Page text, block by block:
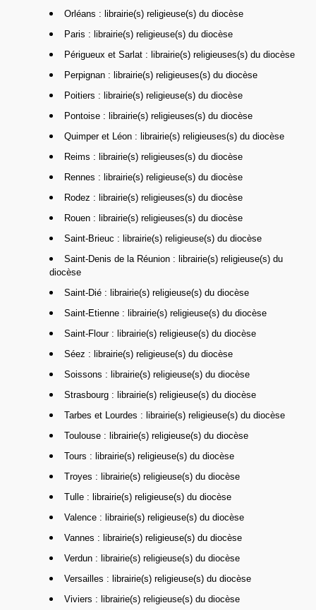
Orléans : librairie(s) religieuse(s) du diocèse
Paris : librairie(s) religieuse(s) du diocèse
Périgueux et Sarlat : librairie(s) religieuses(s) du diocèse
Perpignan : librairie(s) religieuses(s) du diocèse
Poitiers : librairie(s) religieuse(s) du diocèse
Pontoise : librairie(s) religieuses(s) du diocèse
Quimper et Léon : librairie(s) religieuses(s) du diocèse
Reims : librairie(s) religieuses(s) du diocèse
Rennes : librairie(s) religieuse(s) du diocèse
Rodez : librairie(s) religieuses(s) du diocèse
Rouen : librairie(s) religieuses(s) du diocèse
Saint-Brieuc : librairie(s) religieuse(s) du diocèse
Saint-Denis de la Réunion : librairie(s) religieuse(s) du
diocèse
Saint-Dié : librairie(s) religieuse(s) du diocèse
Saint-Etienne : librairie(s) religieuse(s) du diocèse
Saint-Flour : librairie(s) religieuse(s) du diocèse
Séez : librairie(s) religieuse(s) du diocèse
Soissons : librairie(s) religieuse(s) du diocèse
Strasbourg : librairie(s) religieuse(s) du diocèse
Tarbes et Lourdes : librairie(s) religieuse(s) du diocèse
Toulouse : librairie(s) religieuse(s) du diocèse
Tours : librairie(s) religieuse(s) du diocèse
Troyes : librairie(s) religieuse(s) du diocèse
Tulle : librairie(s) religieuse(s) du diocèse
Valence : librairie(s) religieuse(s) du diocèse
Vannes : librairie(s) religieuse(s) du diocèse
Verdun : librairie(s) religieuse(s) du diocèse
Versailles : librairie(s) religieuse(s) du diocèse
Viviers : librairie(s) religieuse(s) du diocèse